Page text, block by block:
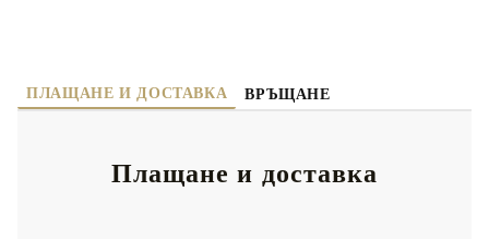
ПЛАЩАНЕ И ДОСТАВКА ВРЪЩАНЕ
Плащане и доставка